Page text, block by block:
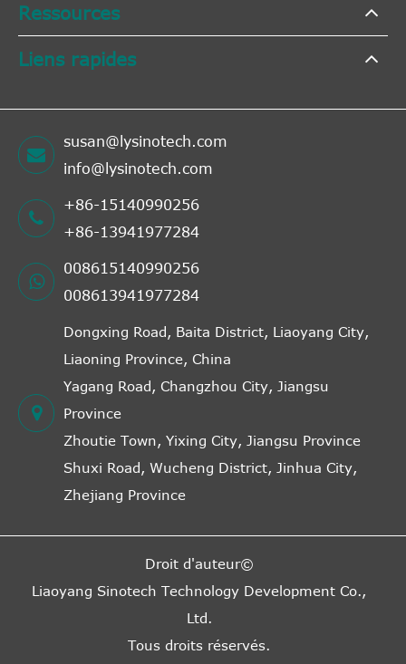
Ressources
Liens rapides
susan@lysinotech.com
info@lysinotech.com
+86-15140990256
+86-13941977284
008615140990256
008613941977284
Dongxing Road, Baita District, Liaoyang City,
Liaoning Province, China
Yagang Road, Changzhou City, Jiangsu
Province
Zhoutie Town, Yixing City, Jiangsu Province
Shuxi Road, Wucheng District, Jinhua City,
Zhejiang Province
Droit d'auteur©
Liaoyang Sinotech Technology Development Co.,
Ltd.
Tous droits réservés.